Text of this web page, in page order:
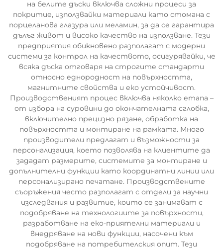
на белите дъски включва сложни процеси за
покритие, използвайки материали като стомана с
порцеланова глазура или меламин, за да се гарантира
дълъг живот и високо качество на използване. Тези
предприятия обикновено разполагат с модерни
системи за контрол на качеството, осигурявайки, че
всяка дъска отговаря на строгите стандарти
относно еднородност на повърхността,
магнитните свойства и еко устойчивост.
Производственият процес включва няколко етапа –
от избора на суровини до окончателната сглобка,
включително прецизно рязане, обработка на
повърхността и монтиране на рамката. Много
производители предлагат и възможности за
персонализация, което позволява на клиентите да
зададат размерите, системите за монтиране и
допълнителни функции като координатни линии или
персонализирано печатане. Производствените
съоръжения често разполагат с отдели за научни
изследвания и развитие, които се занимават с
подобряване на технологиите за повърхности,
разработване на еко-приятелни материали и
внедряване на нови функции, насочени към
подобряване на потребителския опит. Тези